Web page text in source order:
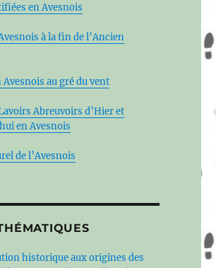
en Avesnois
à la fin de l’Ancien
au gré du vent
Abreuvoirs d’Hier et
en Avesnois
de l’Avesnois
historique aux origines des